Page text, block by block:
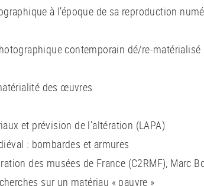
à l’époque de sa reproduction
contemporain dé/re-matérialisé
des œuvres
et prévision de l'altération (LAPA)
: bombardes et armures
des musées de France (C2RMF), Marc
sur un matériau « pauvre »